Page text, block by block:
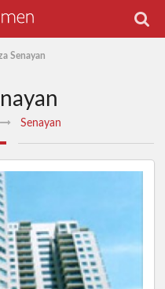
Senayan
Senayan